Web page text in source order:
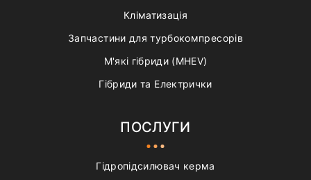
Кліматизація
Запчастини для турбокомпресорів
М'які гібриди (MHEV)
Гібриди та Електрички
ПОСЛУГИ
Гідропідсилювач керма